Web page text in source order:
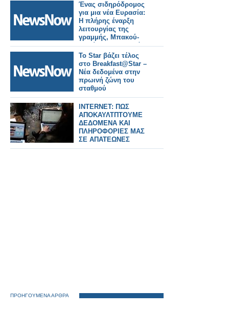
Ένας σιδηρόδρομος
για μια νέα Ευρασία:
Η πλήρης έναρξη
λειτουργίας της
γραμμής, Μπακού-
Τιφλίδα-Καρς, αλλάζει
τα δεδομένα.
Το Star βάζει τέλος
στο Breakfast@Star –
Νέα δεδομένα στην
πρωινή ζώνη του
σταθμού
INTERNET: ΠΩΣ
ΑΠΟΚΑΥΛΤΠΤΟΥΜΕ
ΔΕΔΟΜΕΝΑ ΚΑΙ
ΠΛΗΡΟΦΟΡΙΕΣ ΜΑΣ
ΣΕ ΑΠΑΤΕΩΝΕΣ
ΑΘΕΛΑ ΜΑΣ
ΠΡΟΗΓΟΥΜΕΝΑ ΑΡΘΡΑ